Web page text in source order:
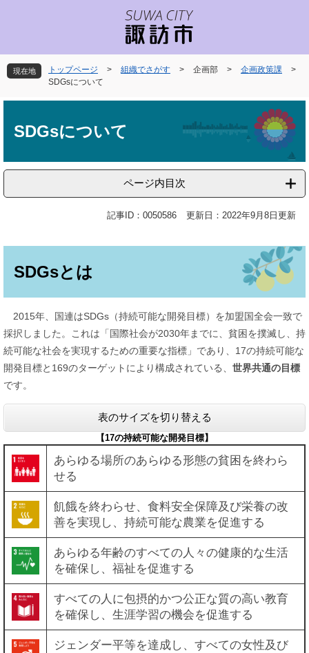
先
頭
を
飛
現在地 トップページ > 組織でさがす > 企画部 > 企画政策課
>
SDGsについて
SDGsについて
ページ内目次
記事ID：0050586 更新日：2022年9月8日更新
SDGsとは
2015年、国連はSDGs（持続可能な開発目標）を加盟国全会一致で
採択しました。これは「国際社会が2030年までに、貧困を撲滅し、持
続可能な社会を実現するための重要な指標」であり、17の持続可能な
開発目標と169のターゲットにより構成されている、 世界共通の目標
です。
表のサイズを切り替える
【17の持続可能な開発目標】
あらゆる場所のあらゆる形態の貧困を終わら
せる
飢餓を終わらせ、食料安全保障及び栄養の改
善を実現し、持続可能な農業を促進する
あらゆる年齢のすべての人々の健康的な生活
を確保し、福祉を促進する
すべての人に包摂的かつ公正な質の高い教育
を確保し、生涯学習の機会を促進する
ジェンダー平等を達成し、すべての女性及び